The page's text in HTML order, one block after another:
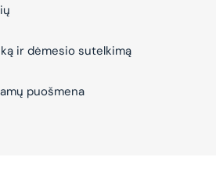
ir dėmesio sutelkimą
puošmena